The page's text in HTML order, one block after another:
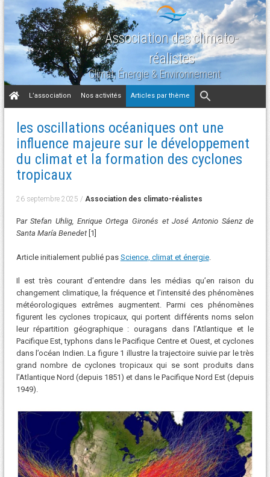
Association des climato-
réalistes
Climat, Énergie & Environnement
Aller
au
L’association Nos activités Articles par thème
les oscillations océaniques ont une
influence majeure sur le développement
du climat et la formation des cyclones
tropicaux
26 septembre 2025 / Association des climato-réalistes
Par Stefan Uhlig, Enrique Ortega Gironés et José Antonio Sáenz de
Santa María Benedet[1]
Article initialement publié pas Science, climat et énergie.
Il est très courant d’entendre dans les médias qu’en raison du
changement climatique, la fréquence et l’intensité des phénomènes
météorologiques extrêmes augmentent. Parmi ces phénomènes
figurent les cyclones tropicaux, qui portent différents noms selon
leur répartition géographique : ouragans dans l’Atlantique et le
Pacifique Est, typhons dans le Pacifique Centre et Ouest, et cyclones
dans l’océan Indien. La figure 1 illustre la trajectoire suivie par le très
grand nombre de cyclones tropicaux qui se sont produits dans
l’Atlantique Nord (depuis 1851) et dans le Pacifique Nord Est (depuis
1949).